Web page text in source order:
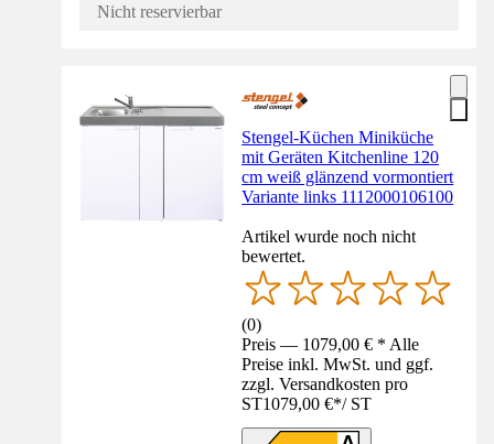
Nicht reservierbar
Stengel-Küchen Miniküche
mit Geräten Kitchenline 120
cm weiß glänzend vormontiert
Variante links 1112000106100
Artikel wurde noch nicht
bewertet.
(0)
Preis — 1079,00 € * Alle
Preise inkl. MwSt. und ggf.
zzgl. Versandkosten pro
ST1079,00 €*/ ST